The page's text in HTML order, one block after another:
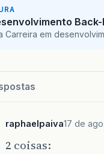
Back-
Carreira em
raphaelpaiva17 de
2 coisas: